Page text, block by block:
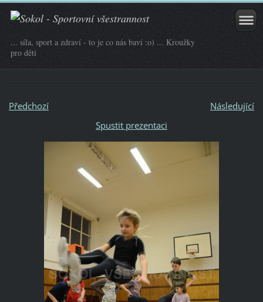
... síla, sport a zdraví - to je co nás baví :o) ... Kroužky
pro děti
Předchozí
Následující
Spustit prezentaci